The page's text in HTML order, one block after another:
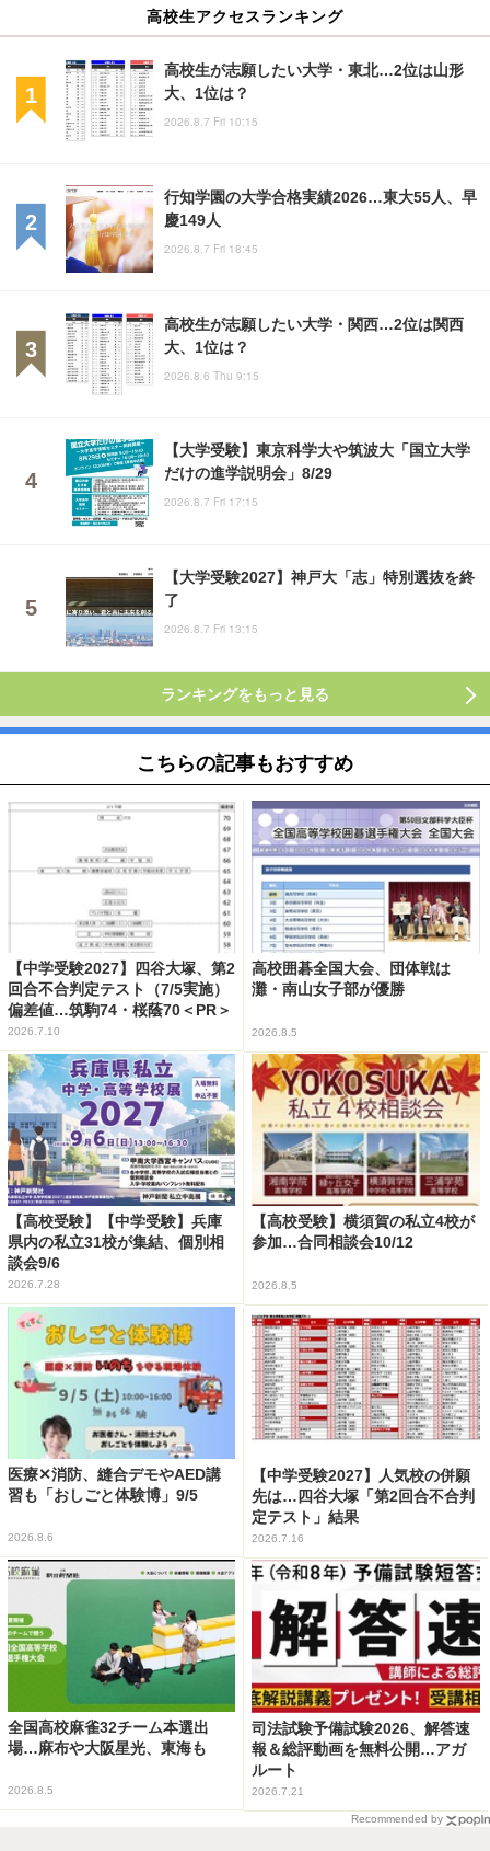
高校生アクセスランキング
高校生が志願したい大学・東北…2位は山形
大、1位は？
2026.8.7 Fri 10:15
行知学園の大学合格実績2026…東大55人、早
慶149人
2026.8.7 Fri 18:45
高校生が志願したい大学・関西…2位は関西
大、1位は？
2026.8.6 Thu 9:15
【大学受験】東京科学大や筑波大「国立大学
だけの進学説明会」8/29
2026.8.7 Fri 17:15
【大学受験2027】神戸大「志」特別選抜を終
了
2026.8.7 Fri 13:15
ランキングをもっと見る
こちらの記事もおすすめ
【中学受験2027】四谷大塚、第2
回合不合判定テスト（7/5実施）
偏差値…筑駒74・桜蔭70＜PR＞
2026.7.10
高校囲碁全国大会、団体戦は
灘・南山女子部が優勝
2026.8.5
【高校受験】【中学受験】兵庫
県内の私立31校が集結、個別相
談会9/6
2026.7.28
【高校受験】横須賀の私立4校が
参加…合同相談会10/12
2026.8.5
医療✕消防、縫合デモやAED講
習も「おしごと体験博」9/5
2026.8.6
【中学受験2027】人気校の併願
先は…四谷大塚「第2回合不合判
定テスト」結果
2026.7.16
全国高校麻雀32チーム本選出
場…麻布や大阪星光、東海も
2026.8.5
司法試験予備試験2026、解答速
報＆総評動画を無料公開…アガ
ルート
2026.7.21
Recommended by